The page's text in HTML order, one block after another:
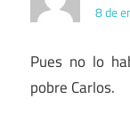
8 de
Pues no lo
pobre Carlos.